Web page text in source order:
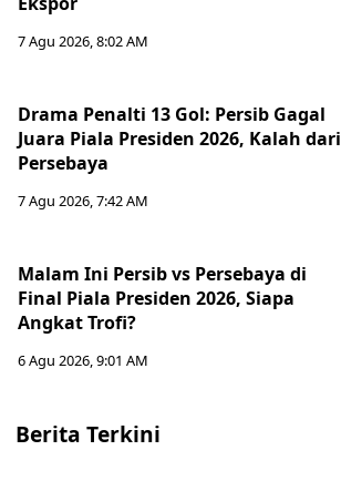
7 Agu 2026, 8:02 AM
Drama Penalti 13 Gol: Persib Gagal
Juara Piala Presiden 2026, Kalah dari
Persebaya
7 Agu 2026, 7:42 AM
Malam Ini Persib vs Persebaya di
Final Piala Presiden 2026, Siapa
Angkat Trofi?
6 Agu 2026, 9:01 AM
Berita Terkini